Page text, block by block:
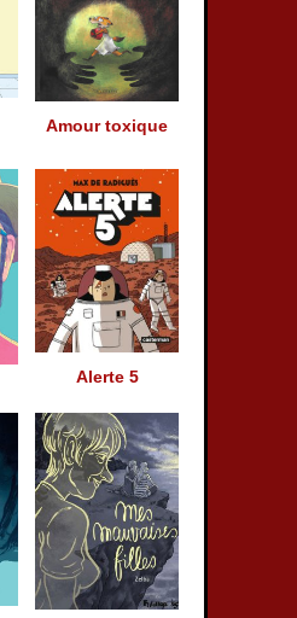
Amour toxique
Alerte 5